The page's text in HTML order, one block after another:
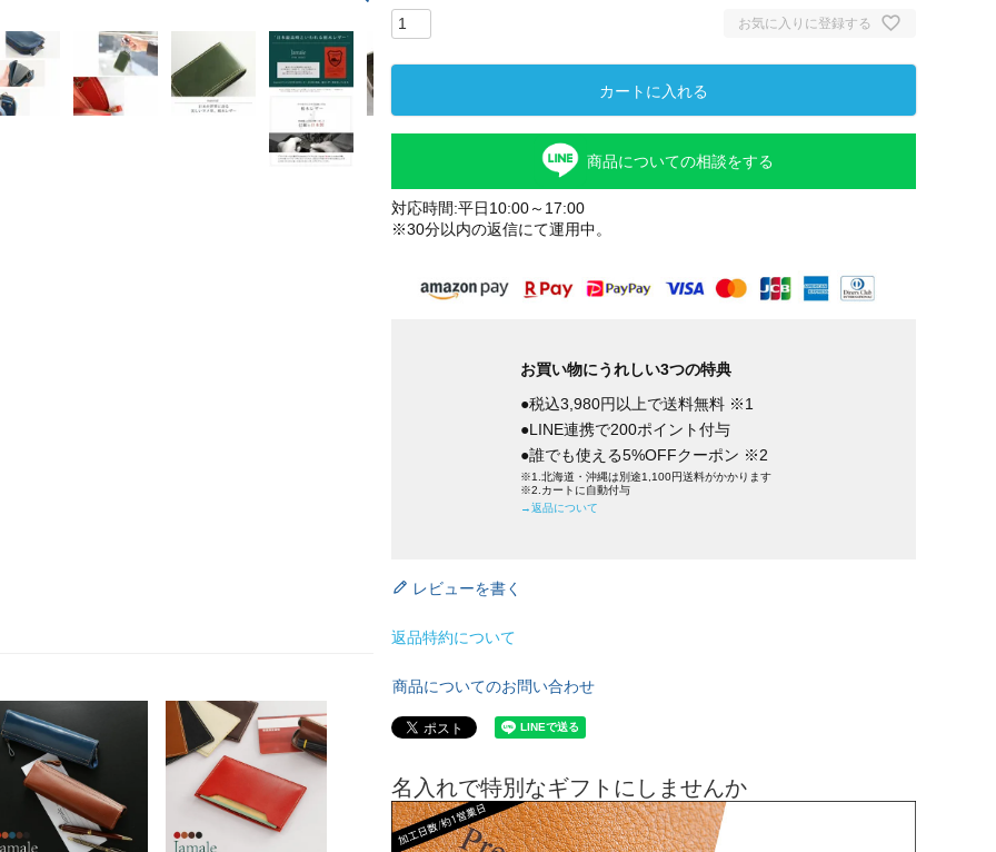
お気に入りに登録する
カートに入れる
商品についての相談をする
対応時間:平日10:00～17:00
※30分以内の返信にて運用中。
お買い物にうれしい3つの特典
●税込3,980円以上で送料無料 ※1
●LINE連携で200ポイント付与
●誰でも使える5%OFFクーポン ※2
※1.北海道・沖縄は別途1,100円送料がかかります
※2.カートに自動付与
→返品について
レビューを書く
返品特約について
商品についてのお問い合わせ
名入れで特別なギフトにしませんか